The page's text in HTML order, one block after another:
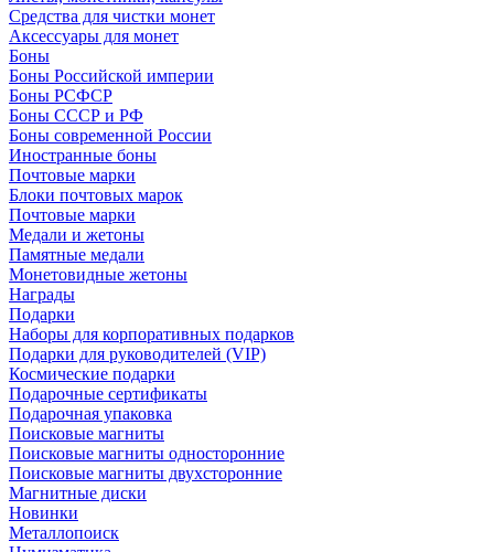
Средства для чистки монет
Аксессуары для монет
Боны
Боны Российской империи
Боны РСФСР
Боны СССР и РФ
Боны современной России
Иностранные боны
Почтовые марки
Блоки почтовых марок
Почтовые марки
Медали и жетоны
Памятные медали
Монетовидные жетоны
Награды
Подарки
Наборы для корпоративных подарков
Подарки для руководителей (VIP)
Космические подарки
Подарочные сертификаты
Подарочная упаковка
Поисковые магниты
Поисковые магниты односторонние
Поисковые магниты двухсторонние
Магнитные диски
Новинки
Металлопоиск